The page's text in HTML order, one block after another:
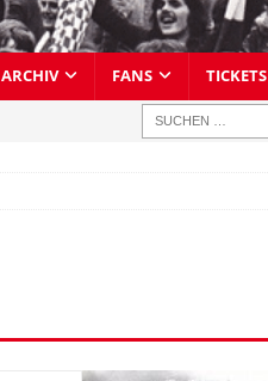
ARCHIV FANS TICKETS